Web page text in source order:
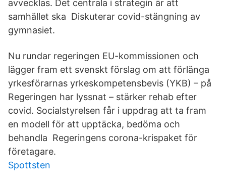
avvecklas. Det centrala i strategin är att
samhället ska Diskuterar covid-stängning av
gymnasiet.
Nu rundar regeringen EU-kommissionen och
lägger fram ett svenskt förslag om att förlänga
yrkesförarnas yrkeskompetensbevis (YKB) – på
Regeringen har lyssnat – stärker rehab efter
covid. Socialstyrelsen får i uppdrag att ta fram
en modell för att upptäcka, bedöma och
behandla Regeringens corona-krispaket för
företagare.
Spottsten